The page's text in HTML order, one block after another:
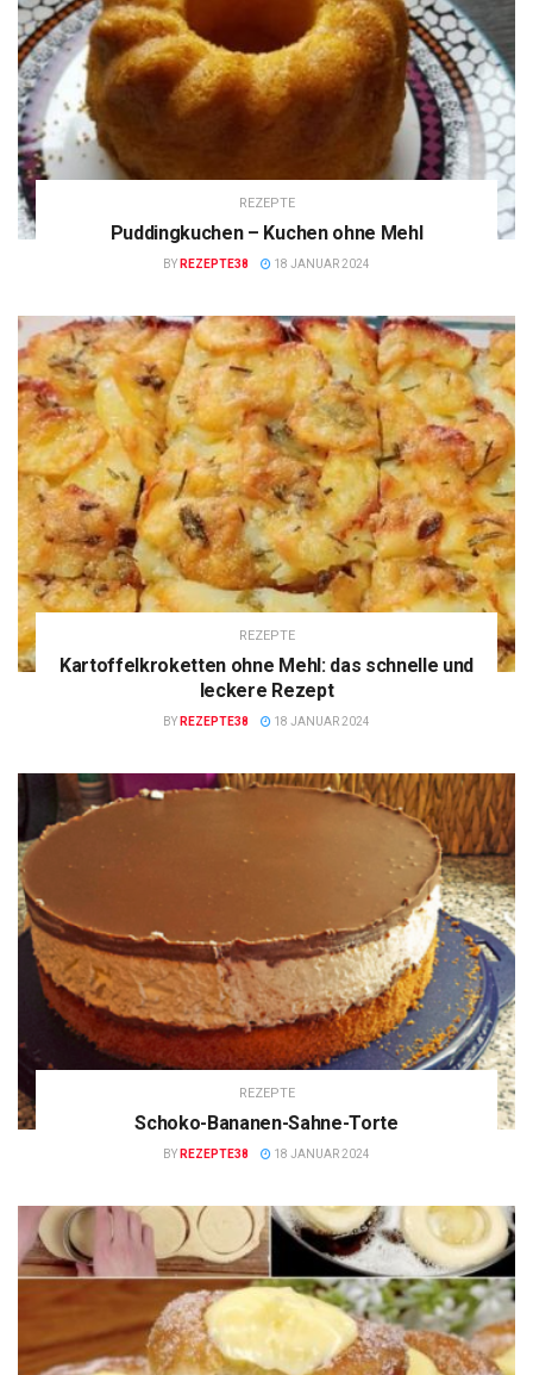
REZEPTE
Puddingkuchen – Kuchen ohne Mehl
BY REZEPTE38 18 JANUAR 2024
REZEPTE
Kartoffelkroketten ohne Mehl: das schnelle und
leckere Rezept
BY REZEPTE38 18 JANUAR 2024
REZEPTE
Schoko-Bananen-Sahne-Torte
BY REZEPTE38 18 JANUAR 2024